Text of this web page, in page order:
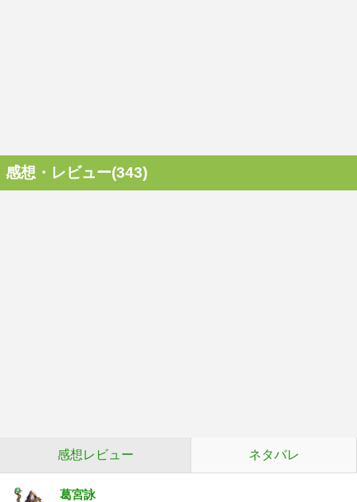
感想・レビュー(343)
感想レビュー ネタバレ
葛宮詠